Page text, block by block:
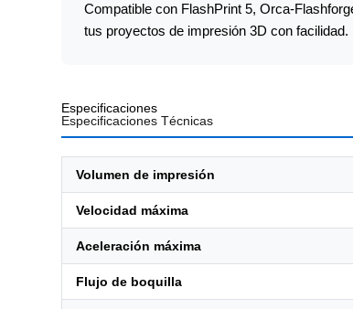
Compatible con FlashPrint 5, Orca-
tus proyectos de impresión 3D con facilidad.
Especificaciones
Especificaciones Técnicas
Volumen de impresión
Velocidad máxima
Aceleración máxima
Flujo de boquilla